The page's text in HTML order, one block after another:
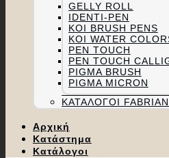
GELLY ROLL
IDENTI-PEN
KOI BRUSH PENS
KOI WATER
PEN TOUCH
PEN TOUCH
PIGMA BRUSH
PIGMA MICRON
ΚΑΤΆΛΟΓΟΙ
Αρχική
Κατάστημα
Κατάλογοι